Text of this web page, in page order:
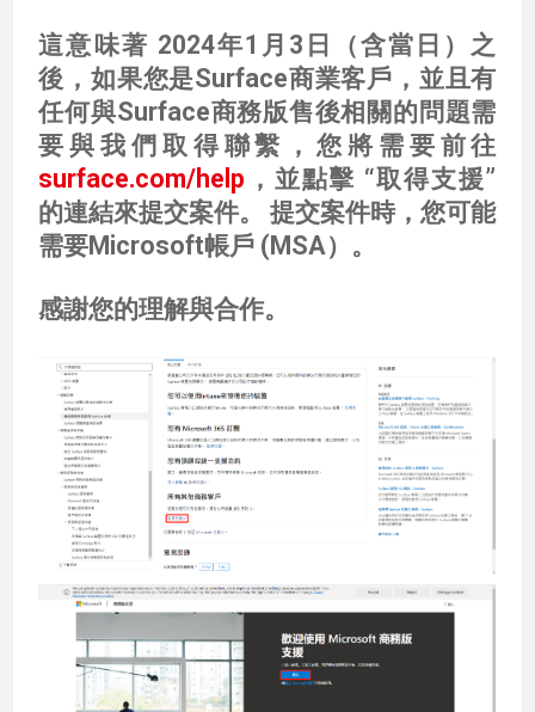
這意味著 2024年1月3日（含當日）之
後，如果您是Surface商業客戶，並且有
任何與Surface商務版售後相關的問題需
要與我們取得聯繫，您將需要前往
surface.com/help ，並點擊 “取得支援”
的連結來提交案件。 提交案件時，您可能
需要Microsoft帳戶 (MSA）。
感謝您的理解與合作。